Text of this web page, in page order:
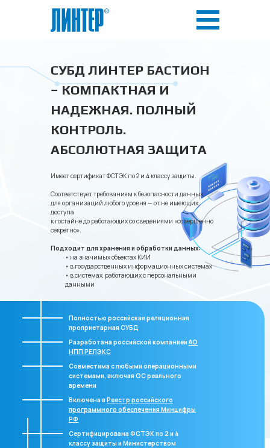
СУБД ЛИНТЕР БАСТИОН
− КОМПАКТНАЯ И
НАДЕЖНАЯ. ПОЛНЫЙ
КОНТРОЛЬ.
АБСОЛЮТНАЯ ЗАЩИТА
Имеет сертификат ФСТЭК по 2 и 4 классу защиты.
Соответствует требованиям к безопасности данных
для организаций любого уровня — от не имеющих
доступа
к гостайне до работающих со сведениями «совершенно
секретно».
Подходит для хранения и обработки данных:
• на значимых объектах КИИ
• в государственных информационных системах
• в системах, работающих с персональными
данными
Полностью российская реляционная
проприетарная СУБД
Разработана российской компанией АО
НПП РЕЛЭКС
Совместима с любыми операционными
системами, включая ОС реального
времени
Включена вРеестр российского
программного обеспечения Минцифры
РФ
Сертифицирована ФСТЭК по 2 и 4
классу защиты и Министерством